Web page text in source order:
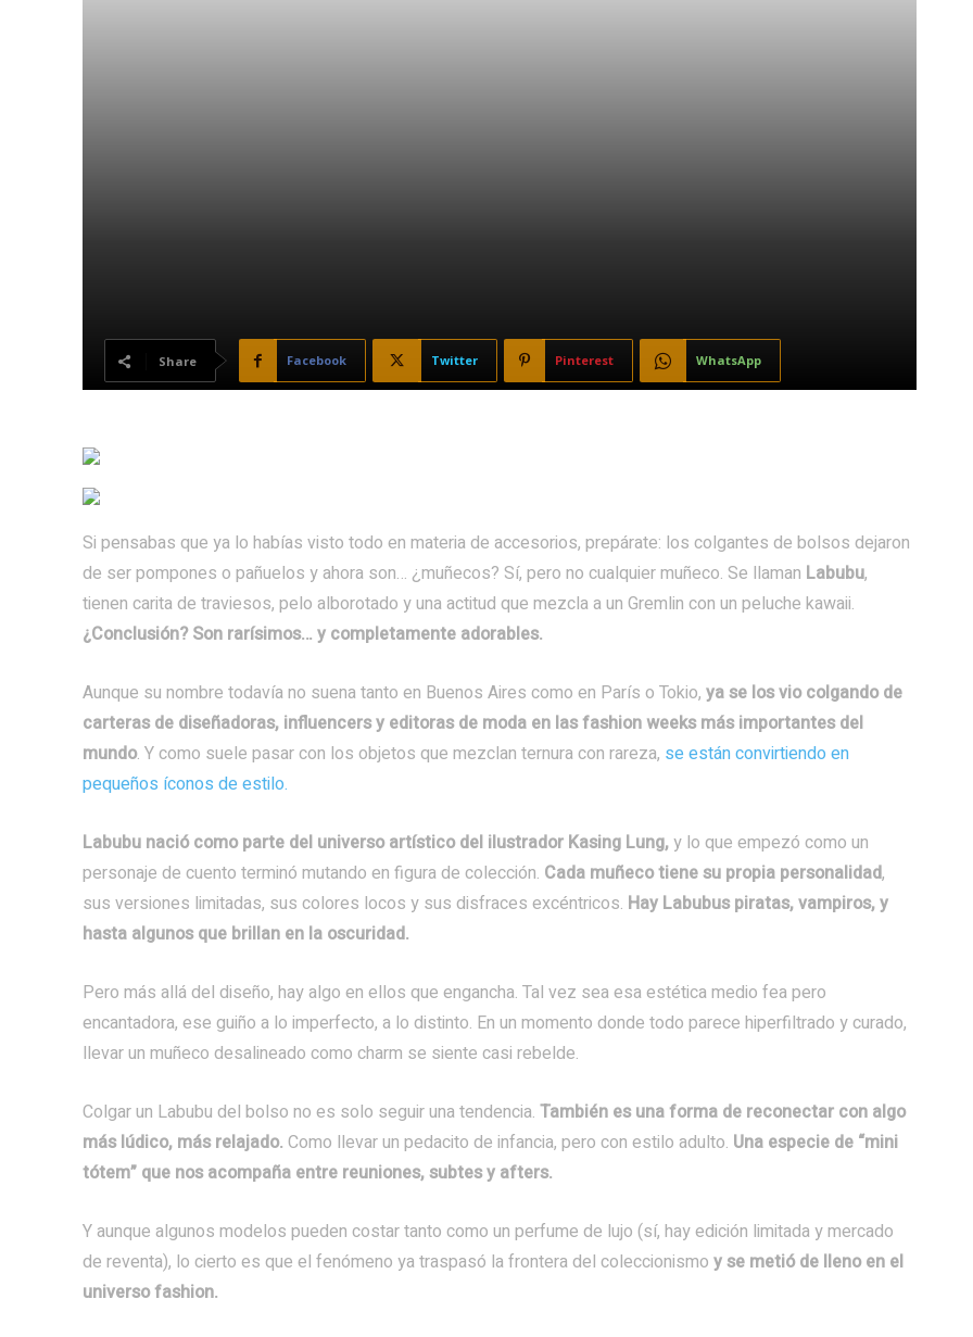
Share Facebook Twitter Pinterest WhatsApp
Si pensabas que ya lo habías visto todo en materia de accesorios, prepárate: los colgantes de bolsos dejaron
de ser pompones o pañuelos y ahora son… ¿muñecos? Sí, pero no cualquier muñeco. Se llaman Labubu,
tienen carita de traviesos, pelo alborotado y una actitud que mezcla a un Gremlin con un peluche kawaii.
¿Conclusión? Son rarísimos… y completamente adorables.
Aunque su nombre todavía no suena tanto en Buenos Aires como en París o Tokio, ya se los vio colgando de
carteras de diseñadoras, influencers y editoras de moda en las fashion weeks más importantes del
mundo. Y como suele pasar con los objetos que mezclan ternura con rareza, se están convirtiendo en
pequeños íconos de estilo.
Labubu nació como parte del universo artístico del ilustrador Kasing Lung,y lo que empezó como un
personaje de cuento terminó mutando en figura de colección. Cada muñeco tiene su propia personalidad,
sus versiones limitadas, sus colores locos y sus disfraces excéntricos. Hay Labubus piratas, vampiros, y
hasta algunos que brillan en la oscuridad.
Pero más allá del diseño, hay algo en ellos que engancha. Tal vez sea esa estética medio fea pero
encantadora, ese guiño a lo imperfecto, a lo distinto. En un momento donde todo parece hiperfiltrado y curado,
llevar un muñeco desalineado como charm se siente casi rebelde.
Colgar un Labubu del bolso no es solo seguir una tendencia. También es una forma de reconectar con algo
más lúdico, más relajado. Como llevar un pedacito de infancia, pero con estilo adulto. Una especie de “mini
tótem” que nos acompaña entre reuniones, subtes y afters.
Y aunque algunos modelos pueden costar tanto como un perfume de lujo (sí, hay edición limitada y mercado
de reventa), lo cierto es que el fenómeno ya traspasó la frontera del coleccionismo y se metió de lleno en el
universo fashion.